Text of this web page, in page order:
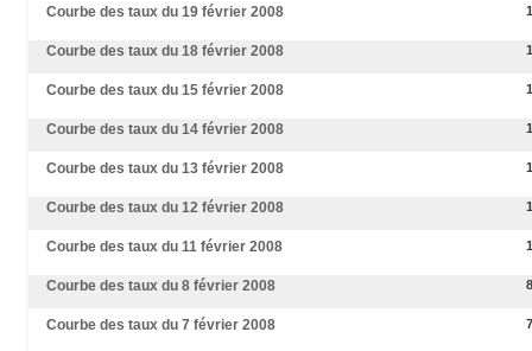
Courbe des taux du 19 février 2008
Courbe des taux du 18 février 2008
Courbe des taux du 15 février 2008
Courbe des taux du 14 février 2008
Courbe des taux du 13 février 2008
Courbe des taux du 12 février 2008
Courbe des taux du 11 février 2008
Courbe des taux du 8 février 2008 8
Courbe des taux du 7 février 2008 7